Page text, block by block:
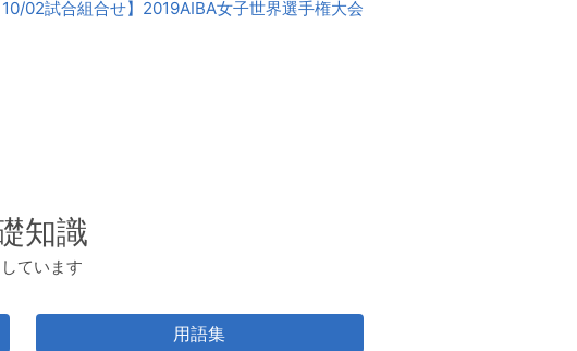
02試合組合せ】2019AIBA女子世界選手権大会
知識
ています
用語集